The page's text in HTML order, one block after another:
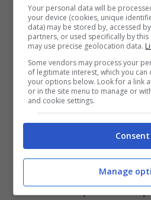
Sequestro casa di lei quando lui
evasione fiscale: la sentenza
viagginews.com
I Supremi giudici hanno
questa situazione fosse
modo chiaro negli
fine del matrimonio.
nell’appartamento,si
accollato i costi,
farebbe un qualsiasi
Your personal data will be
your device (cookies, unique
data) may be stored by, accessed
partners, or used specifically by
may use precise geolocation data.
Some vendors may process your
of legitimate interest, which you
your options below. Look for a link
or in the site menu to manage or
and cookie settings.
Consent
Manage